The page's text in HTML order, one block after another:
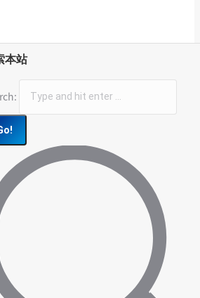
本站